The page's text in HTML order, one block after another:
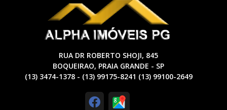
RUA DR ROBERTO SHOJI, 845
BOQUEIRAO, PRAIA GRANDE - SP
(13) 3474-1378 - (13) 99175-8241 (13) 99100-2649